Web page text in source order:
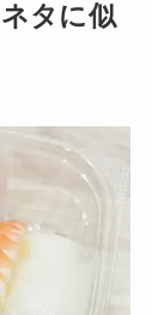
タに似